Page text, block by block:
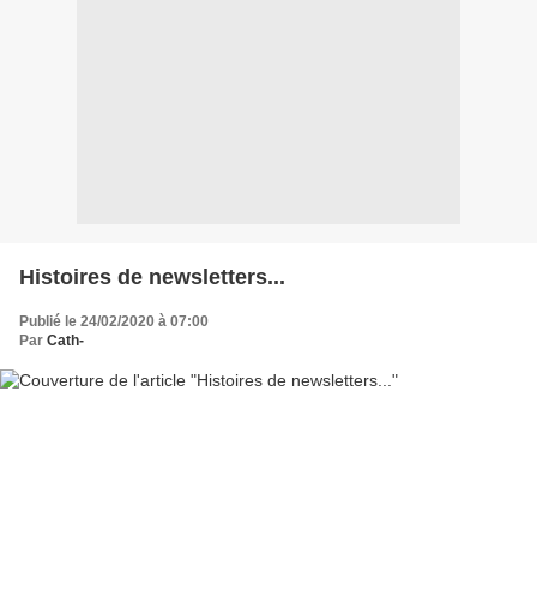
Histoires de newsletters...
Publié le 24/02/2020 à 07:00
Par Cath-